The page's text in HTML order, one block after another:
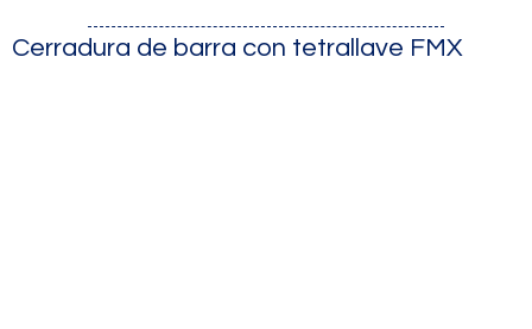
Cerradura de barra con tetrallave FMX